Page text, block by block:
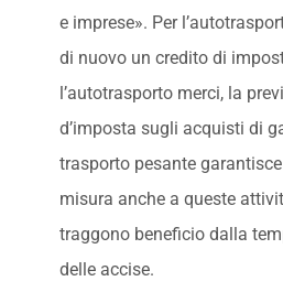
e imprese». Per
di nuovo un credito di
l’autotrasporto merci, la
d’imposta sugli acquisti di
trasporto pesante
misura anche a queste
traggono beneficio dalla
delle accise.